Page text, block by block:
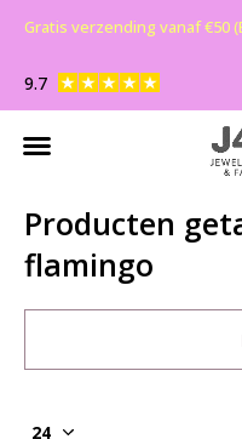
9.7
Gratis verzending vanaf €50
Producten
flamingo